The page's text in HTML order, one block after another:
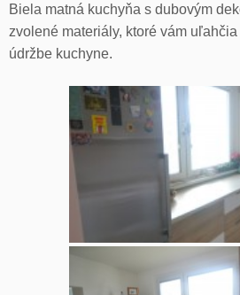
Biela matná kuchyňa s dubovým
zvolené materiály, ktoré vám
údržbe kuchyne.